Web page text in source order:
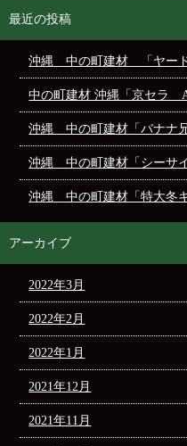
最近の投稿
沖縄 中の町建材 「ヤー
中の町建材 沖縄「京セラ
沖縄 中の町建材「バナナ兄
沖縄 中の町建材「シーサ
沖縄 中の町建材「特大冬キ
アーカイブ
2022年3月
2022年2月
2022年1月
2021年12月
2021年11月